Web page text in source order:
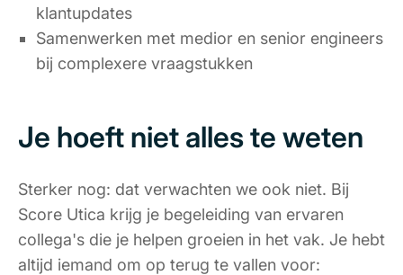
klantupdates
Samenwerken met medior en senior engineers
bij complexere vraagstukken
Je hoeft niet alles te weten
Sterker nog: dat verwachten we ook niet. Bij
Score Utica krijg je begeleiding van ervaren
collega's die je helpen groeien in het vak. Je hebt
altijd iemand om op terug te vallen voor: